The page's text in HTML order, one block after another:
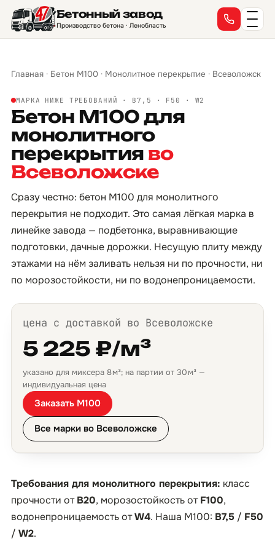
Бетонный завод
Производство бетона · Ленобласть
Главная · Бетон М100 · Монолитное перекрытие · Всеволожск
МАРКА НИЖЕ ТРЕБОВАНИЙ · B7,5 · F50 · W2
Бетон М100 для
монолитного
перекрытия во
Всеволожске
Сразу честно: бетон М100 для монолитного
перекрытия не подходит. Это самая лёгкая марка в
линейке завода — подбетонка, выравнивающие
подготовки, дачные дорожки. Несущую плиту между
этажами на нём заливать нельзя ни по прочности, ни
по морозостойкости, ни по водонепроницаемости.
цена с доставкой во Всеволожске
5 225 ₽/м³
указано для миксера 8 м³; на партии от 30 м³ —
индивидуальная цена
Заказать М100
Все марки во Всеволожске
Требования для монолитного перекрытия: класс
прочности отB20, морозостойкость отF100,
водонепроницаемость отW4. Наша М100: B7,5 / F50
/ W2.